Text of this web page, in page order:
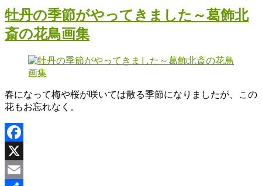
の
き
の
と
と
も
に
暮
ら
す。
牡丹の季節がやってきました～葛飾北
斎の花鳥画集
春になって梅や桜が咲いては散る季節になりましたが、この
花もお忘れなく。
Facebook
X